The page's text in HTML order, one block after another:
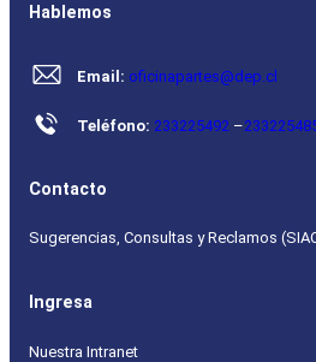
Hablemos
Email: oficinapartes@dep.cl
Teléfono: 233225492 –
Contacto
Sugerencias, Consultas y Reclamos
Ingresa
Nuestra Intranet